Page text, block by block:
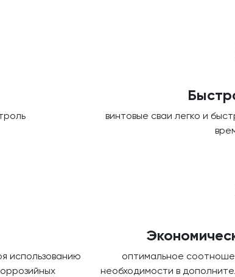
винтовые сваи легко и
использованию
оптимальное
необходимости в